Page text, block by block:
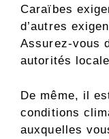
Caraïbes
d’autres
Assurez-vous
autorités
De même, il
conditions
auxquelles